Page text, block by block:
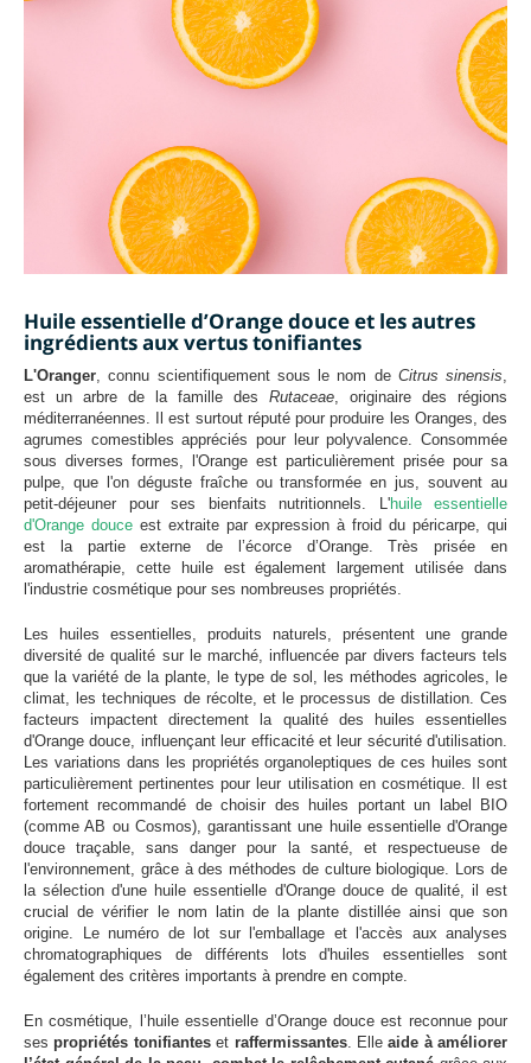
Huile essentielle d’Orange douce et les autres
ingrédients aux vertus tonifiantes
L'Oranger, connu scientifiquement sous le nom de Citrus sinensis,
est un arbre de la famille des Rutaceae, originaire des régions
méditerranéennes. Il est surtout réputé pour produire les Oranges, des
agrumes comestibles appréciés pour leur polyvalence. Consommée
sous diverses formes, l'Orange est particulièrement prisée pour sa
pulpe, que l'on déguste fraîche ou transformée en jus, souvent au
petit-déjeuner pour ses bienfaits nutritionnels. L'huile essentielle
d'Orange douce est extraite par expression à froid du péricarpe, qui
est la partie externe de l’écorce d’Orange. Très prisée en
aromathérapie, cette huile est également largement utilisée dans
l'industrie cosmétique pour ses nombreuses propriétés.
Les huiles essentielles, produits naturels, présentent une grande
diversité de qualité sur le marché, influencée par divers facteurs tels
que la variété de la plante, le type de sol, les méthodes agricoles, le
climat, les techniques de récolte, et le processus de distillation. Ces
facteurs impactent directement la qualité des huiles essentielles
d'Orange douce, influençant leur efficacité et leur sécurité d'utilisation.
Les variations dans les propriétés organoleptiques de ces huiles sont
particulièrement pertinentes pour leur utilisation en cosmétique. Il est
fortement recommandé de choisir des huiles portant un label BIO
(comme AB ou Cosmos), garantissant une huile essentielle d'Orange
douce traçable, sans danger pour la santé, et respectueuse de
l'environnement, grâce à des méthodes de culture biologique. Lors de
la sélection d'une huile essentielle d'Orange douce de qualité, il est
crucial de vérifier le nom latin de la plante distillée ainsi que son
origine. Le numéro de lot sur l'emballage et l'accès aux analyses
chromatographiques de différents lots d'huiles essentielles sont
également des critères importants à prendre en compte.
En cosmétique, l’huile essentielle d’Orange douce est reconnue pour
sespropriétés tonifianteset raffermissantes. Elleaide à améliorer